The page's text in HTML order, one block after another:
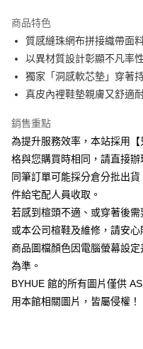
合作金庫商業銀行
華南商業銀行
上海商業儲蓄銀行
國泰世華商業銀行
臺灣中小企業銀行
聯邦商業銀行
元大商業銀行
台新國際商業銀行
台灣樂天信用卡公司
6 期 0 利率 每期
華南商業銀行
上海商業儲蓄銀行
國泰世華商業銀行
匯豐（台灣）商業銀行
聯邦商業銀行
元大商業銀行
玉山商業銀行
台新國際商業銀行
台灣樂天信用卡公司
12 期 0 利率 每期
合作金庫商業銀行
上海商業儲蓄銀行
國泰世華商業銀行
臺灣中小企業銀行
匯豐（台灣）商業銀行
聯邦商業銀行
元大商業銀行
玉山商業銀行
台新國際商業銀行
LINE Pay
Apple Pay
街口支付
悠遊付
Google Pay
ATM付款
貨到付款
運送方式
付款後全家取貨(固定運費)
商品特色
質感縫珠網布拼接織帶面
以異材質設計彰顯不凡率
獨家「洞感軟芯墊」穿著
真皮內裡鞋墊親膚又舒適
銷售重點
為提升服務效率，本站採用
格與您購買時相同，請直接
同筆訂單可能採分倉分批出
件給宅配人員收取。
若感到楦頭不適、或穿著後
或本公司楦鞋及維修，請安心
商品圖檔顏色因電腦螢幕設
為準。
BYHUE 館的所有圖片僅供
用本館相關圖片，皆屬侵權！